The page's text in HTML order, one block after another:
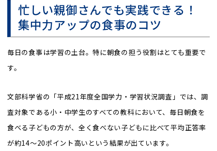
忙しい親御さんでも実践できる！
集中力アップの食事のコツ
毎日の食事は学習の土台。特に朝食の担う役割はとても重要で
す。
文部科学省の「平成21年度全国学力・学習状況調査」では、調
査対象である小・中学生のすべての教科において、毎日朝食を
食べる子どもの方が、全く食べない子どもに比べて平均正答率
が約14〜20ポイント高いという結果が出ています。